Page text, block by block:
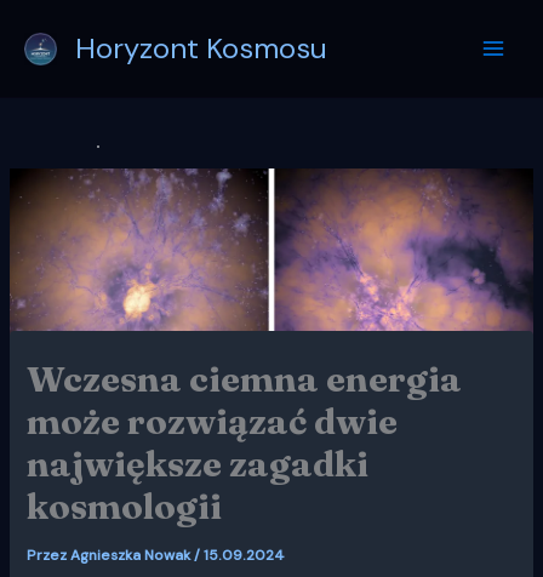
treści
Horyzont Kosmosu
Wczesna ciemna energia
może rozwiązać dwie
największe zagadki
kosmologii
PrzezAgnieszka Nowak/15.09.2024